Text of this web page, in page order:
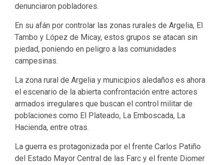
denunciaron pobladores.
En su afán por controlar las zonas rurales de Argelia, El
Tambo y López de Micay, estos grupos se atacan sin
piedad, poniendo en peligro a las comunidades
campesinas.
La zona rural de Argelia y municipios aledaños es ahora
el escenario de la abierta confrontación entre actores
armados irregulares que buscan el control militar de
poblaciones como El Plateado, La Emboscada, La
Hacienda, entre otras.
La guerra es protagonizada por el frente Carlos Patiño
del Estado Mayor Central de las Farc y el frente Diomer